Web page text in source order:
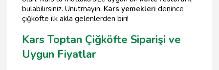
bulabilirsiniz. Unutmayın, Kars yemekleri denince
çiğköfte ilk akla gelenlerden biri!
Kars Toptan Çiğköfte Siparişi ve
Uygun Fiyatlar